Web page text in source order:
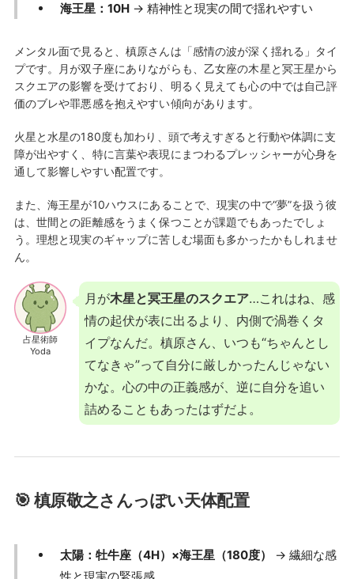
海王星：10H→ 精神性と現実の間で揺れやすい
メンタル面で見ると、槙原さんは「感情の波が深く揺れる」タイ
プです。月が双子座にありながらも、乙女座の木星と冥王星から
スクエアの影響を受けており、明るく見えても心の中では自己評
価のブレや罪悪感を抱えやすい傾向があります。
火星と水星の180度も加わり、頭で考えすぎると行動や体調に支
障が出やすく、特に言葉や表現にまつわるプレッシャーが心身を
通して影響しやすい配置です。
また、海王星が10ハウスにあることで、現実の中で“夢”を扱う彼
は、世間との距離感をうまく保つことが課題でもあったでしょ
う。理想と現実のギャップに苦しむ場面も多かったかもしれませ
ん。
占星術師
Yoda
月が木星と冥王星のスクエア…これはね、感
情の起伏が表に出るより、内側で渦巻くタ
イプなんだ。槙原さん、いつも“ちゃんとし
てなきゃ”って自分に厳しかったんじゃない
かな。心の中の正義感が、逆に自分を追い
詰めることもあったはずだよ。
🎯 槙原敬之さんっぽい天体配置
太陽：牡牛座（4H）×海王星（180度）
→ 繊細な感